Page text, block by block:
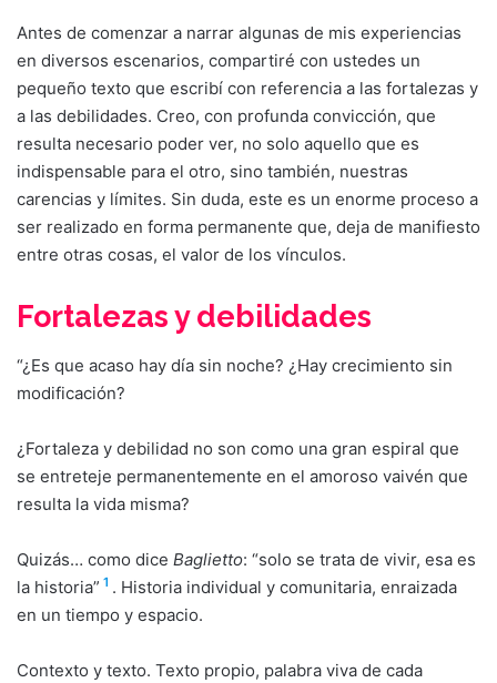
Antes de comenzar a narrar algunas de mis experiencias
en diversos escenarios, compartiré con ustedes un
pequeño texto que escribí con referencia a las fortalezas y
a las debilidades. Creo, con profunda convicción, que
resulta necesario poder ver, no solo aquello que es
indispensable para el otro, sino también, nuestras
carencias y límites. Sin duda, este es un enorme proceso a
ser realizado en forma permanente que, deja de manifiesto
entre otras cosas, el valor de los vínculos.
Fortalezas y debilidades
“¿Es que acaso hay día sin noche? ¿Hay crecimiento sin
modificación?
¿Fortaleza y debilidad no son como una gran espiral que
se entreteje permanentemente en el amoroso vaivén que
resulta la vida misma?
Quizás… como dice Baglietto: “solo se trata de vivir, esa es
la historia” 1 . Historia individual y comunitaria, enraizada
en un tiempo y espacio.
Contexto y texto. Texto propio, palabra viva de cada